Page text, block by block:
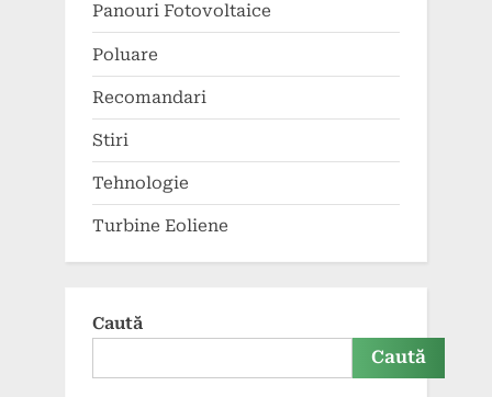
Panouri Fotovoltaice
Poluare
Recomandari
Stiri
Tehnologie
Turbine Eoliene
Caută
Caută